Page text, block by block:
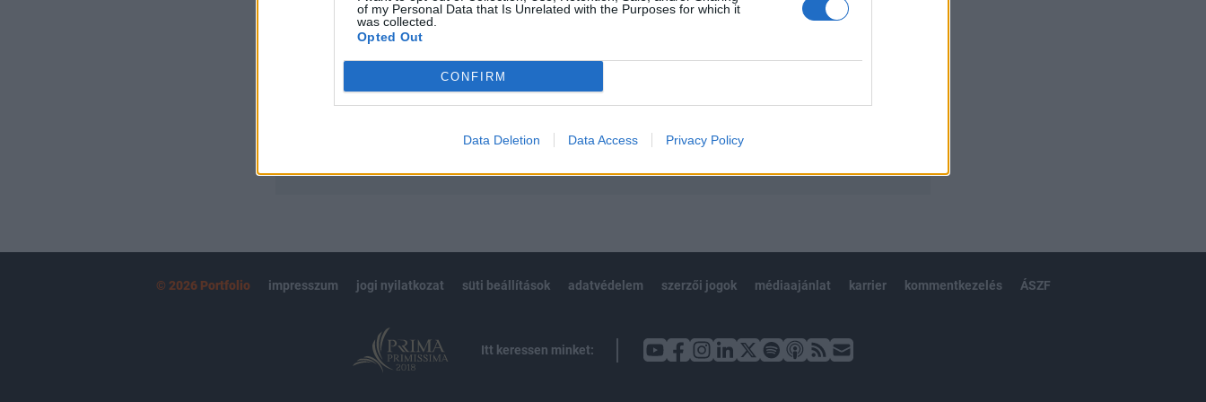
of my Personal Data that Is Unrelated with the Purposes for which it
was collected.
Opted Out
CONFIRM
Data Deletion Data Access Privacy Policy
Portfolio.hu teljes cikkarchívum
Kötéslisták: BÉT elmúlt 2 év napon belüli
© 2026 Portfolio impresszum jogi nyilatkozat süti beállítások adatvédelem szerzői jogok médiaajánlat karrier kommentkezelés ÁSZF
Itt keressen minket: